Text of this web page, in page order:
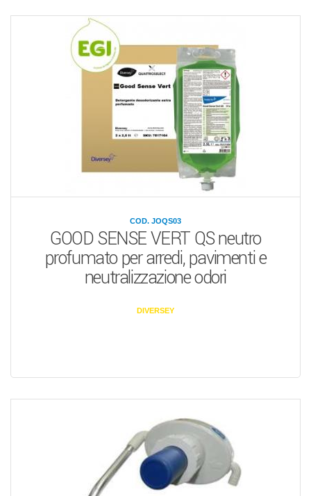
COD. JOQS03
GOOD SENSE VERT QS neutro
profumato per arredi, pavimenti e
neutralizzazione odori
DIVERSEY